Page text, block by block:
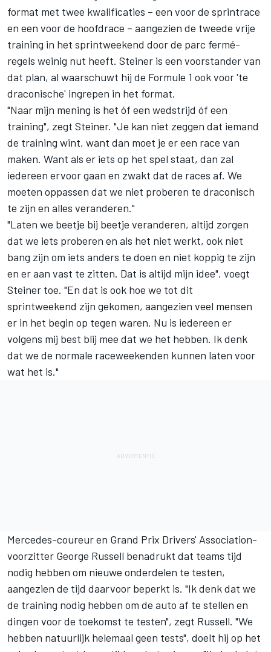
format met twee kwalificaties – een voor de sprintrace
en een voor de hoofdrace – aangezien de tweede vrije
training in het sprintweekend door de parc fermé-
regels weinig nut heeft. Steiner is een voorstander van
dat plan, al waarschuwt hij de Formule 1 ook voor 'te
draconische' ingrepen in het format.
"Naar mijn mening is het óf een wedstrijd óf een
training", zegt Steiner. "Je kan niet zeggen dat iemand
de training wint, want dan moet je er een race van
maken. Want als er iets op het spel staat, dan zal
iedereen ervoor gaan en zwakt dat de races af. We
moeten oppassen dat we niet proberen te draconisch
te zijn en alles veranderen."
"Laten we beetje bij beetje veranderen, altijd zorgen
dat we iets proberen en als het niet werkt, ook niet
bang zijn om iets anders te doen en niet koppig te zijn
en er aan vast te zitten. Dat is altijd mijn idee", voegt
Steiner toe. "En dat is ook hoe we tot dit
sprintweekend zijn gekomen, aangezien veel mensen
er in het begin op tegen waren. Nu is iedereen er
volgens mij best blij mee dat we het hebben. Ik denk
dat we de normale raceweekenden kunnen laten voor
wat het is."
Mercedes-coureur en Grand Prix Drivers' Association-
voorzitter George Russell benadrukt dat teams tijd
nodig hebben om nieuwe onderdelen te testen,
aangezien de tijd daarvoor beperkt is. "Ik denk dat we
de training nodig hebben om de auto af te stellen en
dingen voor de toekomst te testen", zegt Russell. "We
hebben natuurlijk helemaal geen tests", doelt hij op het